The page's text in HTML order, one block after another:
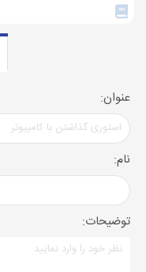
عنوان:
نام:
توضیحات: